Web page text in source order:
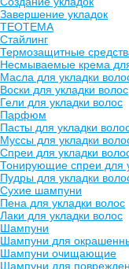
Завершение укладок
TEOTEMA
Стайлинг
Термозащитные
Несмываемые крема
Масла для укладки
Воски для укладки волос
Гели для укладки волос
Парфюм
Пасты для укладки
Муссы для укладки
Спреи для укладки
Тонирующие спреи для
Пудры для укладки
Сухие шампуни
Пена для укладки волос
Лаки для укладки волос
Шампуни
Шампуни для
Шампуни очищающие
Шампуни для